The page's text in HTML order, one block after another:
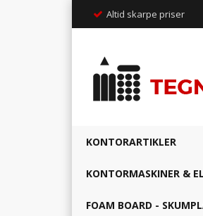
Altid skarpe priser
KONTORARTIKLER
KONTORMASKINER &
FOAM BOARD -